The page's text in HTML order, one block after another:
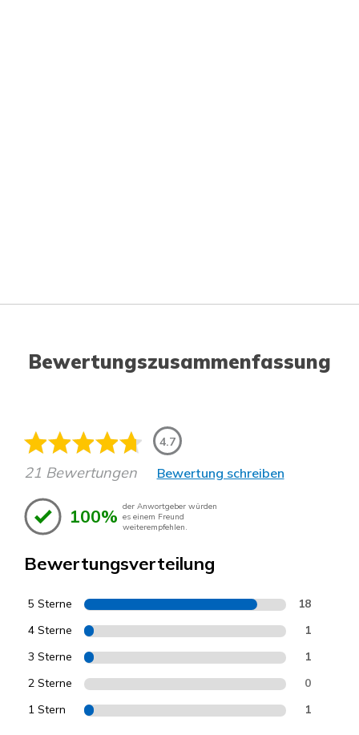
Bewertungszusammenfassung
4.7
21 Bewertungen Bewertung schreiben
100% der Anwortgeber würden
es einem Freund
weiterempfehlen.
Bewertungsverteilung
5 Sterne 18
4 Sterne 1
3 Sterne 1
2 Sterne 0
1 Stern 1